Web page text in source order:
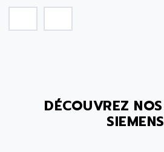
VT170
ALPINE
ALPS
ALRO
ALSPA
DÉCOUVREZ
SIEMENS